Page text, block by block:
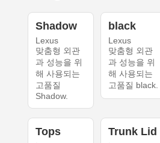
Shadow
Lexus
맞춤형 외관
과 성능을 위
해 사용되는
고품질
Shadow.
black
Lexus
맞춤형 외관
과 성능을 위
해 사용되는
고품질 black.
Tops Trunk Lid